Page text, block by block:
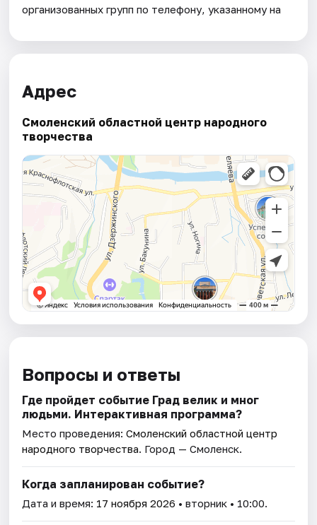
организованных групп по телефону, указанному на
Адрес
Смоленский областной центр народного
творчества
Вопросы и ответы
Где пройдет событие Град велик и мног
людьми. Интерактивная программа?
Место проведения:Смоленский областной центр
народного творчества. Город — Смоленск.
Когда запланирован событие?
Дата и время: 17 ноября 2026 • вторник • 10:00.